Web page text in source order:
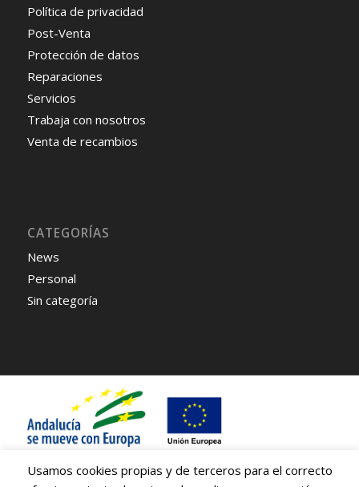
Política de privacidad
Post-Venta
Protección de datos
Reparaciones
Servicios
Trabaja con nosotros
Venta de recambios
CATEGORÍAS
News
Personal
Sin categoría
Usamos cookies propias y de terceros para el correcto